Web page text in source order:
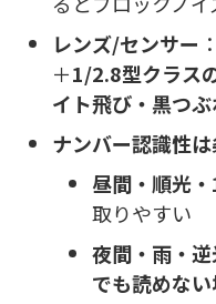
レンズ/センサー ：
＋1/2.8型クラス
イト飛び・黒つ
ナンバー認識性
昼間・順光
取りやすい
夜間・雨・
でも読めな